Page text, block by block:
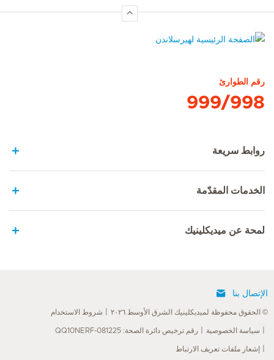
رقم الطوارئ
999/998
روابط سريعة
الخدمات المقدّمة
لمحة عن ميديكلينيك
الإتصال بنا
© الحقوق محفوظة لميديكلينيك الشرق الأوسط ٢٠٢٦ شروط الاستخدام
سياسة الخصوصية رقم ترخيص دائرة الصحة: QQ10NERF-081225
إشعار ملفات تعريف الارتباط